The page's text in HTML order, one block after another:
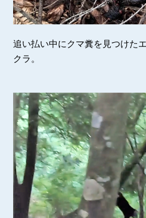
追い払い中にクマ糞を見つけた
クラ。